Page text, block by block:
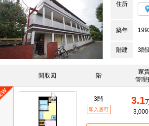
住所
築年
階建 3階
間取図 階
家
管理
3階
即入居可
3.1
3,000